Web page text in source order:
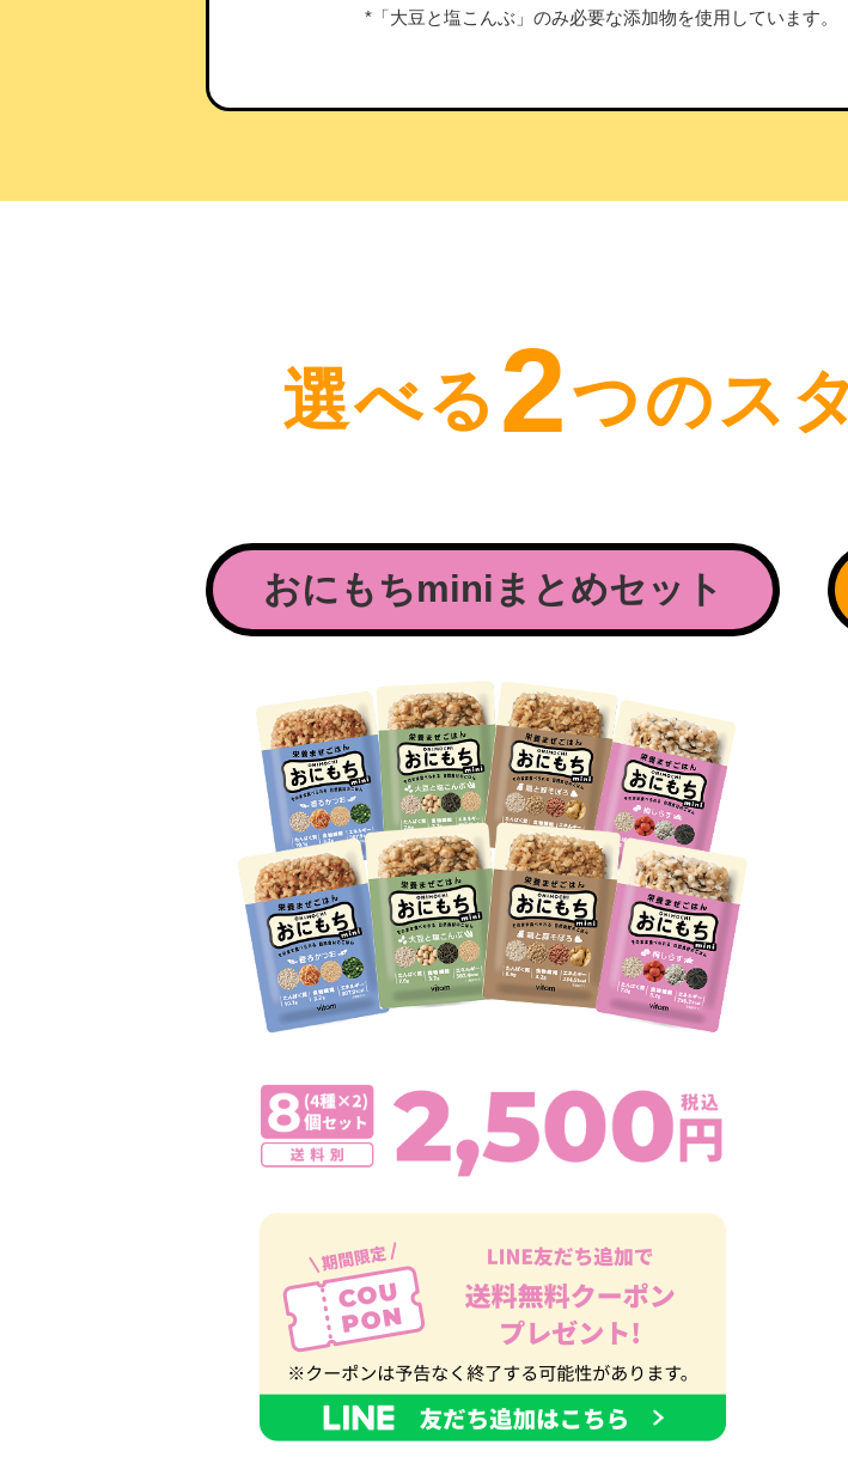
*「大豆と塩こんぶ」のみ必要な添加物を使用しています。
選べる 2つのス
おにもちminiまとめセット